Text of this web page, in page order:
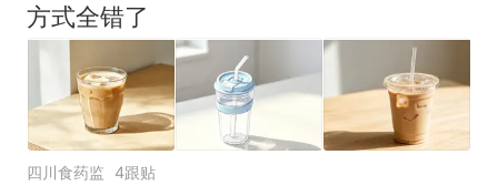
方式全错了
四川食药监 4跟贴